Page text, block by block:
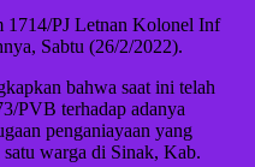
1714/PJ Letnan Kolonel Inf
Sabtu (26/2/2022).
bahwa saat ini telah
PVB terhadap adanya
penganiayaan yang
warga di Sinak, Kab.